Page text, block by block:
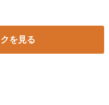
を見る